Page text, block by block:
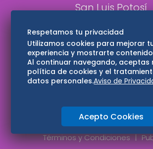
San Luis Potosí
Edomex
Consultas
Hidalgo
Oaxaca
Aviso de privacidad
Términos y Condiciones
Respetamos tu privacidad
Utilizamos cookies para mejorar
experiencia y mostrarte
Al continuar navegando, aceptas
política de cookies y el
datos personales.Aviso de
Acepto Cookies